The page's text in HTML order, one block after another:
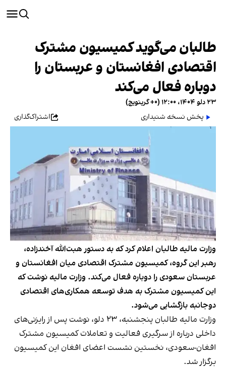
طالبان می‌گوید کمیسیون مشترک
اقتصادی افغانستان و عربستان را
دوباره فعال می‌کند
۲۳ دلو ۱۴۰۴، ۱۲:۰۰ (‎+۰ گرینویچ)
پخش نسخه شنیداری
اشتراک‌گذاری
وزارت مالیه طالبان اعلام کرد که به دستور هبت‌الله آخندزاده،
رهبر این گروه، کمیسیون مشترک اقتصادی میان افغانستان و
عربستان سعودی را دوباره فعال می‌کند. وزارت مالیه نوشت که
این کمیسیون مشترک به هدف توسعه همکاری‌های اقتصادی
دوجانبه بازگشایی می‌شود.
وزارت مالیه طالبان پنجشنبه، ۲۳ دلو، نوشت پس از رایزنی‌های
داخلی درباره از سرگیری فعالیت و تعاملات کمیسیون مشترک
افغان-سعودی، نخستین نشست اعضای افغان این کمیسیون
برگزار شد.